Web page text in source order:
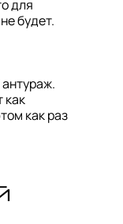
для
будет.
как
как раз